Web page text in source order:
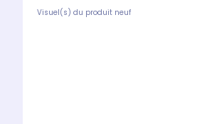
Visuel(s) du produit neuf